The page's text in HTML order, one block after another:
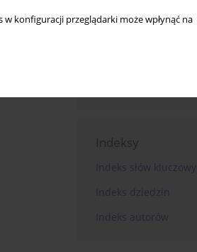
konfiguracji przeglądarki może wpłynąć na
Delegitimizing
media platforms:
Bibliometric
and Needs of
Indeksy
Indeks słów
Indeks dziedzin
Indeks autorów